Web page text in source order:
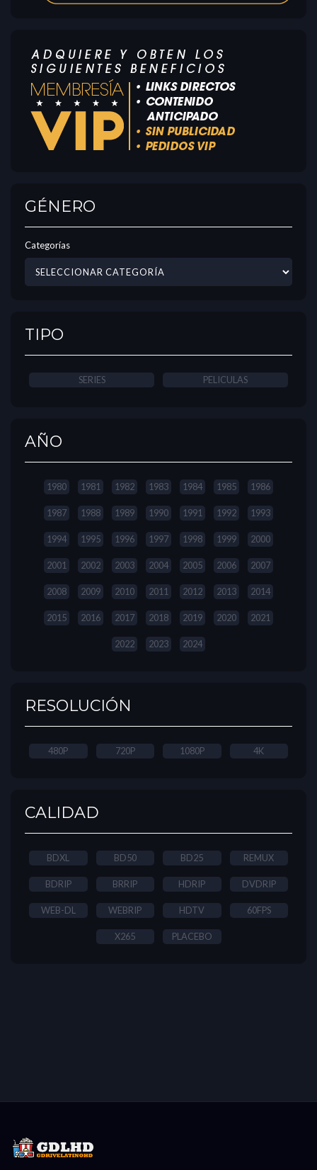
GÉNERO
Categorías
TIPO
SERIES PELICULAS
AÑO
1980 1981 1982 1983 1984 1985 1986
1987 1988 1989 1990 1991 1992 1993
1994 1995 1996 1997 1998 1999 2000
2001 2002 2003 2004 2005 2006 2007
2008 2009 2010 2011 2012 2013 2014
2015 2016 2017 2018 2019 2020 2021
2022 2023 2024
RESOLUCIÓN
480P 720P 1080P 4K
CALIDAD
BDXL BD50 BD25 REMUX
BDRIP BRRIP HDRIP DVDRIP
WEB-DL WEBRIP HDTV 60FPS
X265 PLACEBO